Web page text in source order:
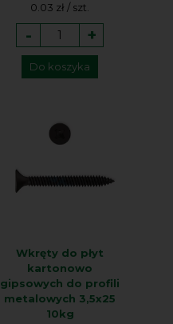
0.03 zł / szt.
- +
Do koszyka
Wkręty do płyt
kartonowo
gipsowych do profili
metalowych 3,5x25
10kg